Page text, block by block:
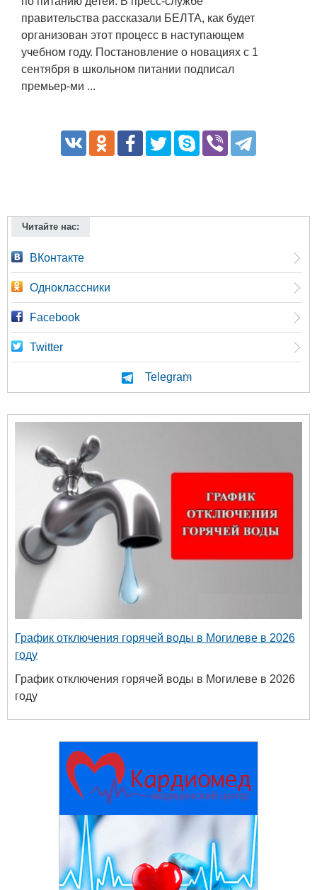
правительства рассказали БЕЛТА, как будет
организован этот процесс в наступающем
учебном году. Постановление о новациях с 1
сентября в школьном питании подписал
премьер-ми ...
Читайте нас:
ВКонтакте
Одноклассники
Facebook
Twitter
Telegram
График отключения горячей воды в Могилеве в 2026
году
График отключения горячей воды в Могилеве в 2026
году